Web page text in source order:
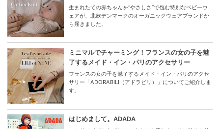
生まれたての赤ちゃんを“やさしさ”で包む特別なベビーウ
ェアが、北欧デンマークのオーガニックウェアブランドか
ら届きました。
ミニマルでチャーミング！フランスの女の子を魅
了するメイド・イン・パリのアクセサリー
フランスの女の子を魅了するメイド・イン・パリのアクセ
サリー「ADORABILI（アドラビリ）」についてご紹介しま
す。
はじめまして。ADADA